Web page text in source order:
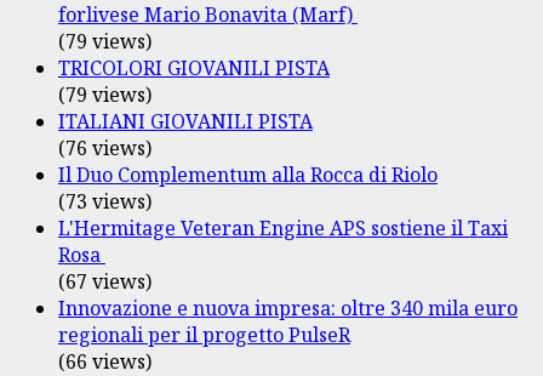
forlivese Mario Bonavita (Marf)
(79 views)
TRICOLORI GIOVANILI PISTA
(79 views)
ITALIANI GIOVANILI PISTA
(76 views)
Il Duo Complementum alla Rocca di Riolo
(73 views)
L'Hermitage Veteran Engine APS sostiene il Taxi
Rosa
(67 views)
Innovazione e nuova impresa: oltre 340 mila euro
regionali per il progetto PulseR
(66 views)